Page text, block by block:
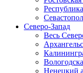
Северо-Запад
Весь
Ненецкий